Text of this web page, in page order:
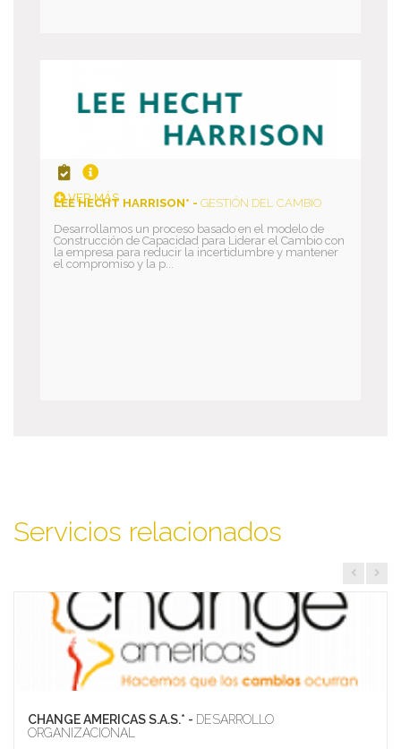
VER MÁS
LEE HECHT HARRISON* - GESTIÓN DEL CAMBIO
Desarrollamos un proceso basado en el modelo de
Construcción de Capacidad para Liderar el Cambio con
la empresa para reducir la incertidumbre y mantener
el compromiso y la p...
Servicios relacionados
CHANGE AMERICAS S.A.S.* - DESARROLLO
ORGANIZACIONAL